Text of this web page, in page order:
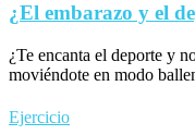
¿El embarazo y el
¿Te encanta el deporte y
moviéndote en modo
Ejercicio